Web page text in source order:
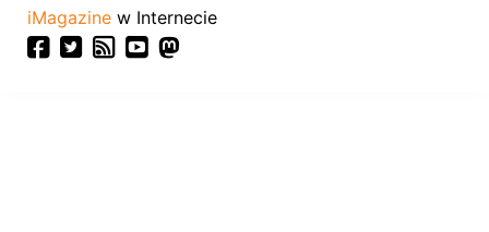
iMagazine w Internecie